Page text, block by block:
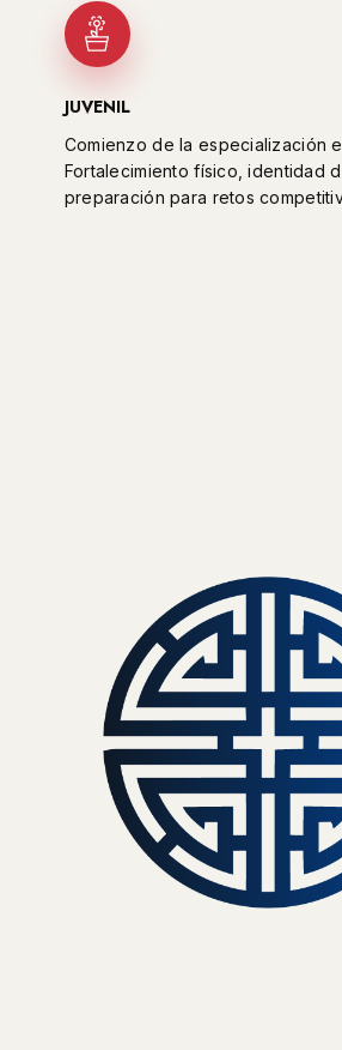
JUVENIL
Comienzo de la especialización
Fortalecimiento físico, identidad
preparación para retos